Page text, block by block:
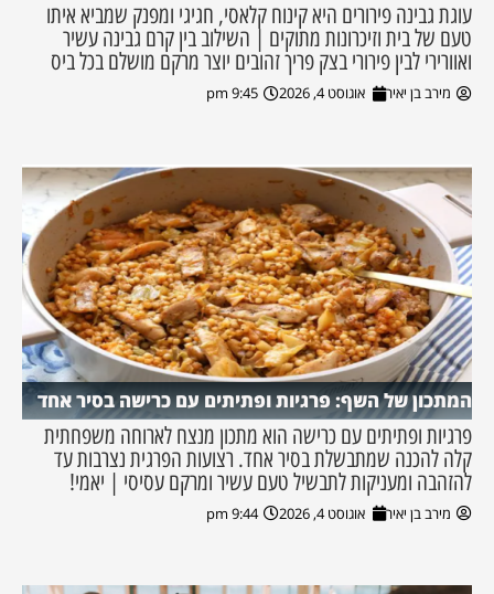
עוגת גבינה פירורים היא קינוח קלאסי, חגיגי ומפנק שמביא איתו
טעם של בית וזיכרונות מתוקים | השילוב בין קרם גבינה עשיר
ואוורירי לבין פירורי בצק פריך זהובים יוצר מרקם מושלם בכל ביס
מירב בן יאיר אוגוסט 4, 2026 9:45 pm
המתכון של השף: פרגיות ופתיתים עם כרישה בסיר אחד
פרגיות ופתיתים עם כרישה הוא מתכון מנצח לארוחה משפחתית
קלה להכנה שמתבשלת בסיר אחד. רצועות הפרגית נצרבות עד
להזהבה ומעניקות לתבשיל טעם עשיר ומרקם עסיסי | יאמי!
מירב בן יאיר אוגוסט 4, 2026 9:44 pm